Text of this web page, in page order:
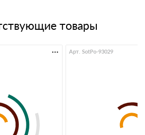
товары
Арт. SotPo-93029